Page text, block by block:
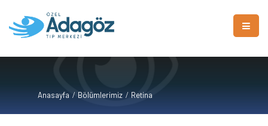
Anasayfa Bölümlerimiz Retina